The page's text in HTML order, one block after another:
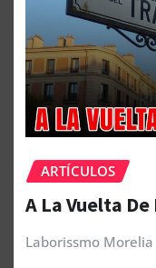
ARTÍCULOS
A La Vuelta
Laborissmo Morelia